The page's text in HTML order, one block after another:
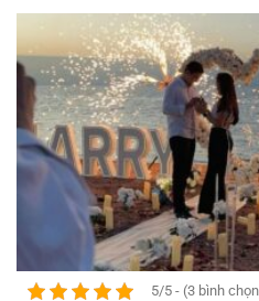
5/5 - (3 bình